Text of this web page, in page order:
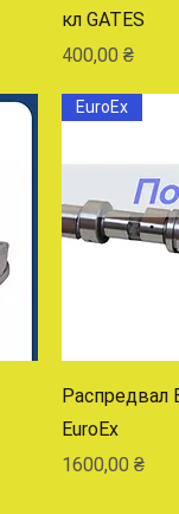
кл GATES
Цена
400,00 ₴
EuroEx
Распредвал
EuroEx
Цена
1600,00 ₴